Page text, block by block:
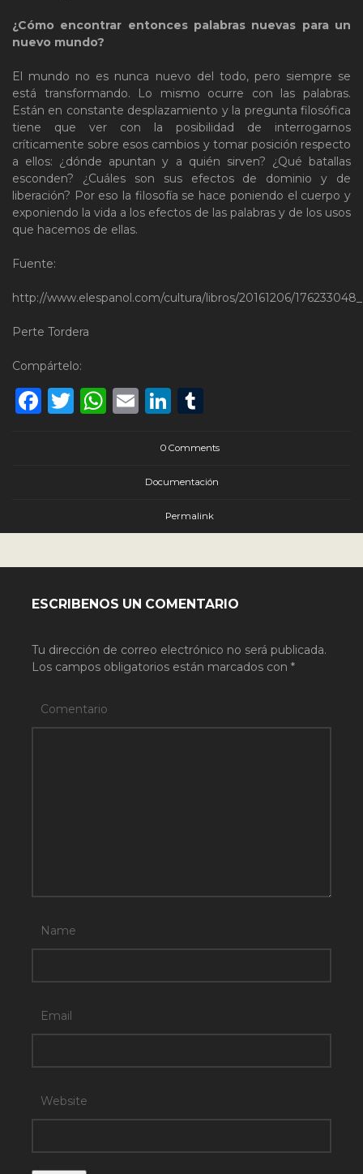
¿Cómo encontrar entonces palabras nuevas para un
nuevo mundo?
El mundo no es nunca nuevo del todo, pero siempre se
está transformando. Lo mismo ocurre con las palabras.
Están en constante desplazamiento y la pregunta filosófica
tiene que ver con la posibilidad de interrogarnos
críticamente sobre esos cambios y tomar posición respecto
a ellos: ¿dónde apuntan y a quién sirven? ¿Qué batallas
esconden? ¿Cuáles son sus efectos de dominio y de
liberación? Por eso la filosofía se hace poniendo el cuerpo y
exponiendo la vida a los efectos de las palabras y de los usos
que hacemos de ellas.
Fuente:
http://www.elespanol.com/cultura/libros/20161206/
Perte Tordera
Compártelo:
Facebook
Twitter
WhatsApp
EmailLinkedIn
0 Comments
Documentación
Permalink
ESCRIBENOS UN COMENTARIO
Tu dirección de correo electrónico no será publicada.
Los campos obligatorios están marcados con *
Comentario
Name
Email
Website